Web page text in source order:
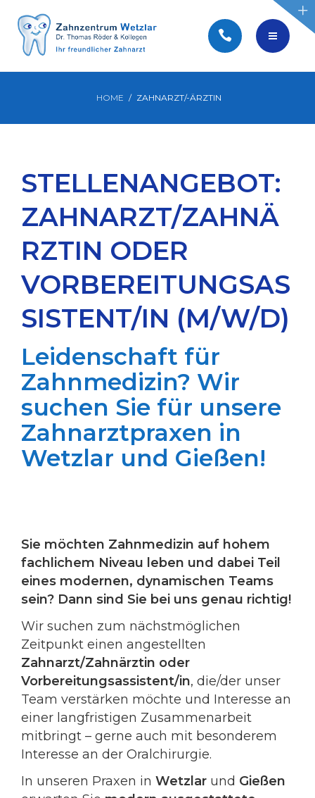
BEWERBEN
PRAXIS WEBSEITEN
BEWERBEN
PRAXIS WEBSEITEN
HOME ZAHNARZT/-ÄRZTIN
STELLENANGEBOT:
ZAHNARZT/ZAHNÄ
RZTIN ODER
VORBEREITUNGSAS
SISTENT/IN (M/W/D)
Leidenschaft für
Zahnmedizin? Wir
suchen Sie für unsere
Zahnarztpraxen in
Wetzlar und Gießen!
Sie möchten Zahnmedizin auf hohem
fachlichem Niveau leben und dabei Teil
eines modernen, dynamischen Teams
sein? Dann sind Sie bei uns genau richtig!
Wir suchen zum nächstmöglichen
Zeitpunkt einen angestellten
Zahnarzt/Zahnärztin oder
Vorbereitungsassistent/in, die/der unser
Team verstärken möchte und Interesse an
einer langfristigen Zusammenarbeit
mitbringt – gerne auch mit besonderem
Interesse an der Oralchirurgie.
In unseren Praxen in Wetzlar und Gießen